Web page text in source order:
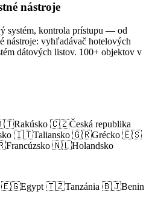
nástroje
systém, kontrola prístupu — od
nástroje: vyhľadávač hotelových
dátových listov. 100+ objektov v
Rakúsko 🇨🇿Česká republika
🇮🇹Taliansko 🇬🇷Grécko 🇪🇸
Francúzsko 🇳🇱Holandsko
🇪🇬Egypt 🇹🇿Tanzánia 🇧🇯Benin